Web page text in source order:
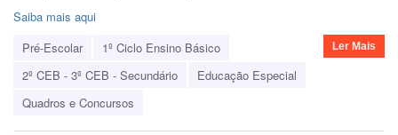
Saiba mais aqui
Pré-Escolar
1º Ciclo Ensino Básico
2º CEB - 3º CEB - Secundário
Educação Especial
Quadros e Concursos
Ler Mais